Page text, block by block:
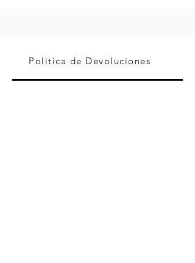
Politica de Devoluciones